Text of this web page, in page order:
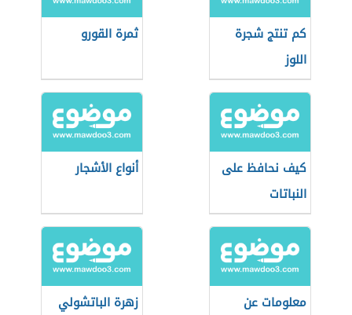
كم تنتج شجرة
اللوز
ثمرة القورو
كيف نحافظ على
النباتات
أنواع الأشجار
معلومات عن
زهرة الباتشولي